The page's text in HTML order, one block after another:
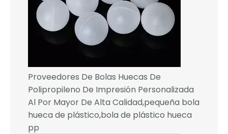
Proveedores De Bolas Huecas De
Polipropileno De Impresión Personalizada
Al Por Mayor De Alta Calidad,pequeña bola
hueca de plástico,bola de plástico hueca
pp